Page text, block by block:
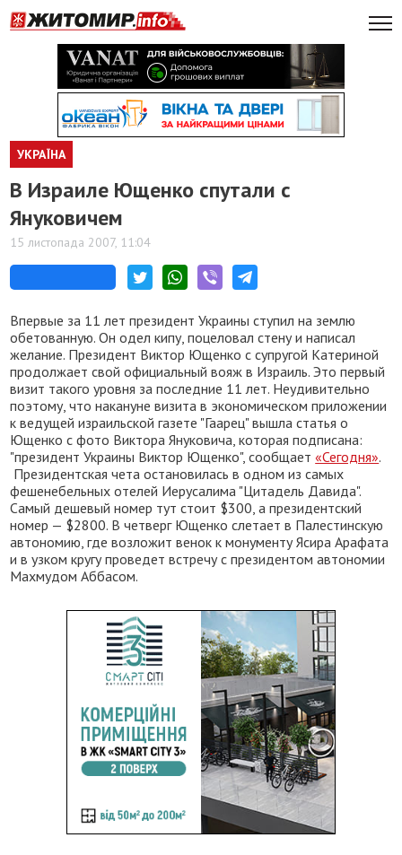
УКРАЇНА
В Израиле Ющенко спутали с
Януковичем
15 листопада 2007, 11:04
Впервые за 11 лет президент Украины ступил на землю
обетованную. Он одел кипу, поцеловал стену и написал
желание. Президент Виктор Ющенко с супругой Катериной
продолжает свой официальный вояж в Израиль. Это первый
визит такого уровня за последние 11 лет. Неудивительно
поэтому, что накануне визита в экономическом приложении
к ведущей израильской газете "Гаарец" вышла статья о
Ющенко с фото Виктора Януковича, которая подписана:
"президент Украины Виктор Ющенко", сообщает«Сегодня».
Президентская чета остановилась в одном из самых
фешенебельных отелей Иерусалима "Цитадель Давида".
Самый дешевый номер тут стоит $300, а президентский
номер — $2800. В четверг Ющенко слетает в Палестинскую
автономию, где возложит венок к монументу Ясира Арафата
и в узком кругу проведет встречу с президентом автономии
Махмудом Аббасом.